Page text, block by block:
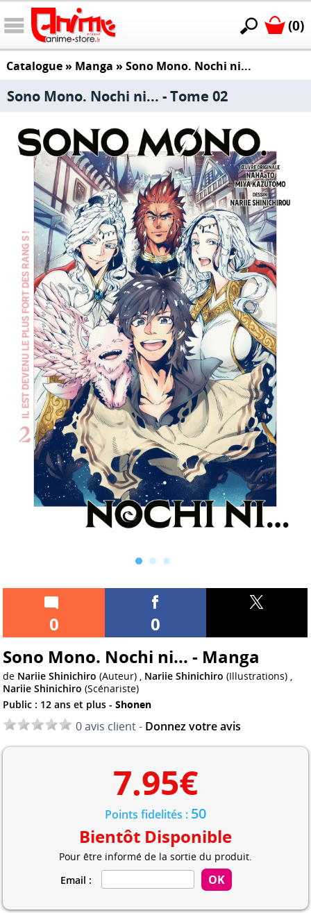
(0)
Catalogue» Manga » Sono Mono. Nochi ni...
Sono Mono. Nochi ni... - Tome 02
0
0
Sono Mono. Nochi ni... - Manga
de Nariie Shinichiro (Auteur) , Nariie Shinichiro (Illustrations) ,
Nariie Shinichiro (Scénariste)
Public : 12 ans et plus -Shonen
0 avis client - Donnez votre avis
7.95€
Points fidelités : 50
Bientôt Disponible
Pour être informé de la sortie du produit.
Email :